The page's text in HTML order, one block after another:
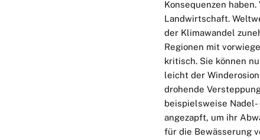
Konsequenzen haben.
Landwirtschaft.
der Klimawandel
Regionen mit
kritisch. Sie können
leicht der
drohende
beispielsweise
angezapft, um ihr
für die Bewässerung